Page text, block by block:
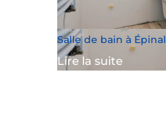
Salle de bain à Épinal
Lire la suite